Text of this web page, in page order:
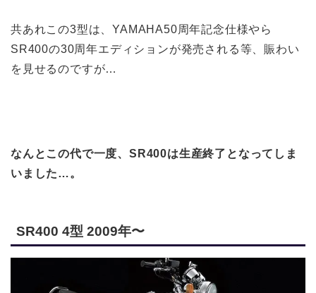
共あれこの3型は、YAMAHA50周年記念仕様やら
SR400の30周年エディションが発売される等、賑わい
を見せるのですが…
なんとこの代で一度、SR400は生産終了となってしま
いました…。
SR400 4型 2009年〜